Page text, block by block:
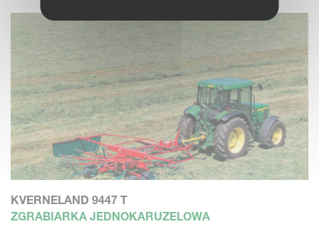
KVERNELAND 9447 T
ZGRABIARKA JEDNOKARUZELOWA